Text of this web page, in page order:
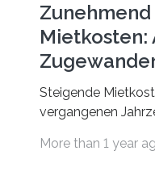
Mietkosten:
Steigende
vergangenen
geführt. In einer
More than 1 year